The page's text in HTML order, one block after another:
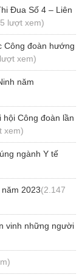
Đua Số 4 – Liên
lượt xem)
Công đoàn hướng
xem)
năm
Công đoàn lần
xem)
ngành Y tế
2023(2.147
vinh những người